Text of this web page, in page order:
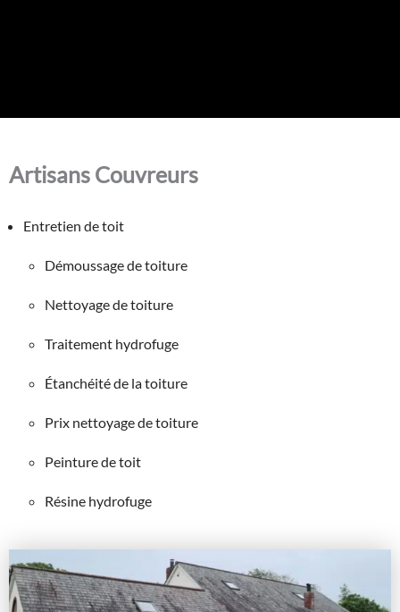
Artisans Couvreurs
Entretien de toit
Démoussage de toiture
Nettoyage de toiture
Traitement hydrofuge
Étanchéité de la toiture
Prix nettoyage de toiture
Peinture de toit
Résine hydrofuge